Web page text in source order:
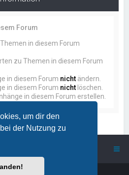
um dir den
der Nutzung zu
Forum
in diesem Forum
zu Themen in diesem Forum
in diesem Forum nicht ändern.
in diesem Forum nicht löschen.
in diesem Forum erstellen.